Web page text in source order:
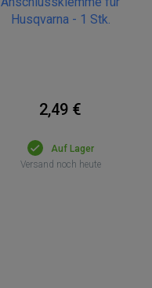
Husqvarna - 1 Stk.
2,49 €
Auf Lager
Versand noch heute